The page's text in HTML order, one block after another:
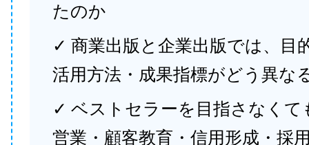
たのか
✓ 商業出版と企業出版では、目
活用方法・成果指標がどう異な
✓ ベストセラーを目指さなくて
営業・顧客教育・信用形成・採